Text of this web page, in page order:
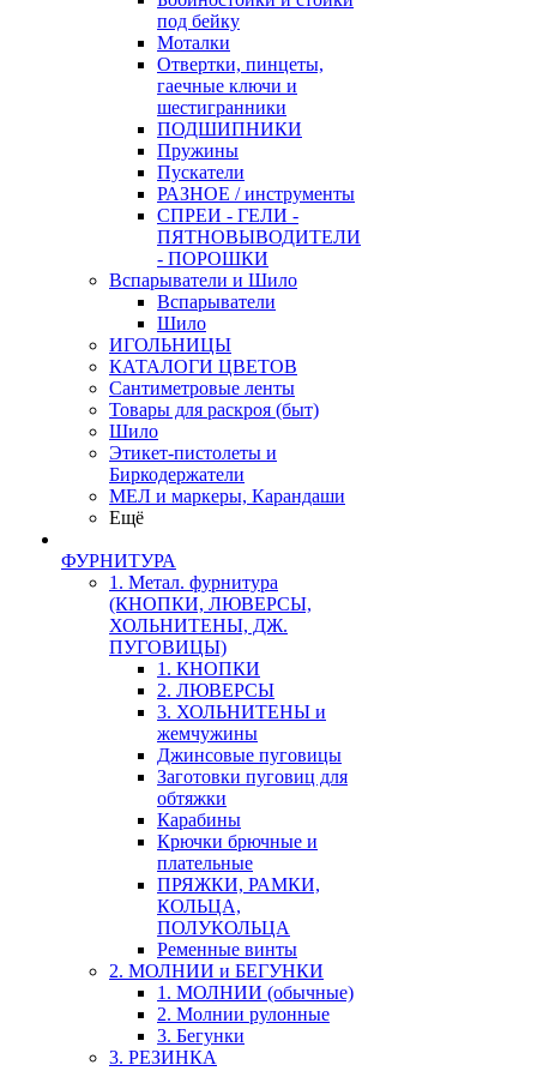
под бейку
Моталки
Отвертки, пинцеты,
гаечные ключи и
шестигранники
ПОДШИПНИКИ
Пружины
Пускатели
РАЗНОЕ / инструменты
СПРЕИ - ГЕЛИ -
ПЯТНОВЫВОДИТЕЛИ
- ПОРОШКИ
Вспарыватели и Шило
Вспарыватели
Шило
ИГОЛЬНИЦЫ
КАТАЛОГИ ЦВЕТОВ
Сантиметровые ленты
Товары для раскроя (быт)
Шило
Этикет-пистолеты и
Биркодержатели
МЕЛ и маркеры, Карандаши
Ещё
ФУРНИТУРА
1. Метал. фурнитура
(КНОПКИ, ЛЮВЕРСЫ,
ХОЛЬНИТЕНЫ, ДЖ.
ПУГОВИЦЫ)
1. КНОПКИ
2. ЛЮВЕРСЫ
3. ХОЛЬНИТЕНЫ и
жемчужины
Джинсовые пуговицы
Заготовки пуговиц для
обтяжки
Карабины
Крючки брючные и
плательные
ПРЯЖКИ, РАМКИ,
КОЛЬЦА,
ПОЛУКОЛЬЦА
Ременные винты
2. МОЛНИИ и БЕГУНКИ
1. МОЛНИИ (обычные)
2. Молнии рулонные
3. Бегунки
3. РЕЗИНКА